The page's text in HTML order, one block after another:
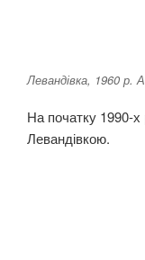
Левандівка, 1960
На початку 1990-
Левандівкою.